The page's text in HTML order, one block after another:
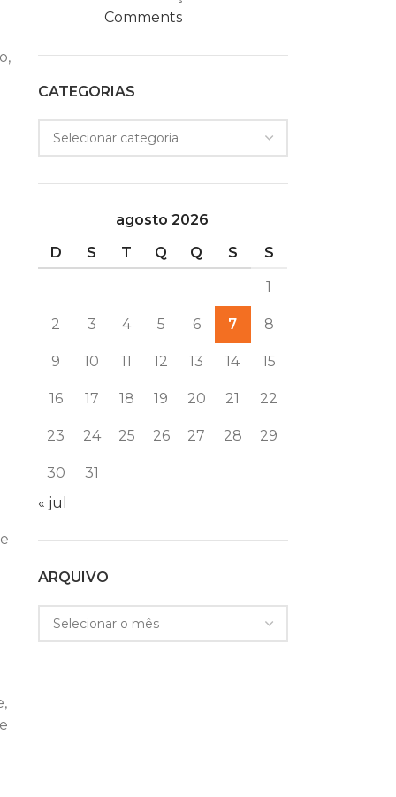
Comments
CATEGORIAS
agosto 2026
D
S T Q Q S S
1
2 3 4 5 6 7 8
9 10 11 12 13 14 15
16 17 18 19 20 21 22
23 24 25 26 27 28 29
30
31
« jul
ARQUIVO